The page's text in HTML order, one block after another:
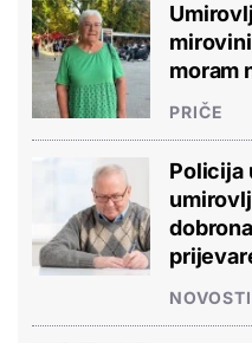
moram
PRIČE
Policija
NOVOSTI